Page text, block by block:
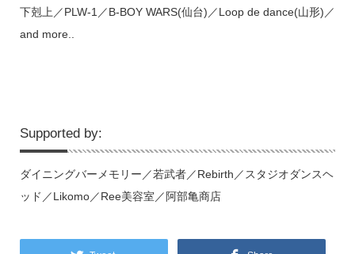
下剋上／PLW-1／B-BOY WARS(仙台)／Loop de dance(山形)／
and more..
Supported by:
ダイニングバーメモリー／若武者／Rebirth／スタジオダンスヘ
ッド／Likomo／Ree美容室／阿部亀商店